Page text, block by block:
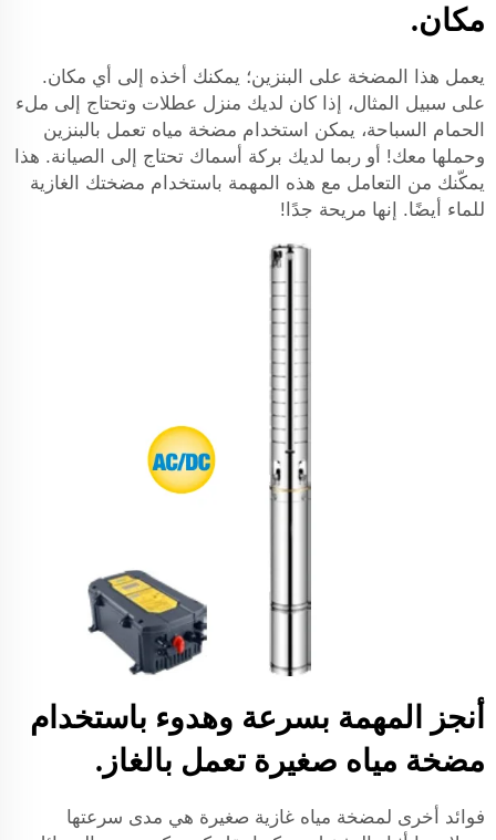
مكان.
يعمل هذا المضخة على البنزين؛ يمكنك أخذه إلى أي مكان.
على سبيل المثال، إذا كان لديك منزل عطلات وتحتاج إلى ملء
الحمام السباحة، يمكن استخدام مضخة مياه تعمل بالبنزين
وحملها معك! أو ربما لديك بركة أسماك تحتاج إلى الصيانة. هذا
يمكّنك من التعامل مع هذه المهمة باستخدام مضختك الغازية
للماء أيضًا. إنها مريحة جدًا!
أنجز المهمة بسرعة وهدوء باستخدام
مضخة مياه صغيرة تعمل بالغاز.
فوائد أخرى لمضخة مياه غازية صغيرة هي مدى سرعتها